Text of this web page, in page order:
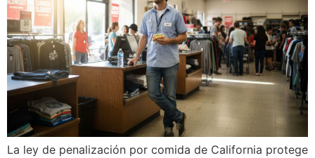
La ley de penalización por comida de California protege